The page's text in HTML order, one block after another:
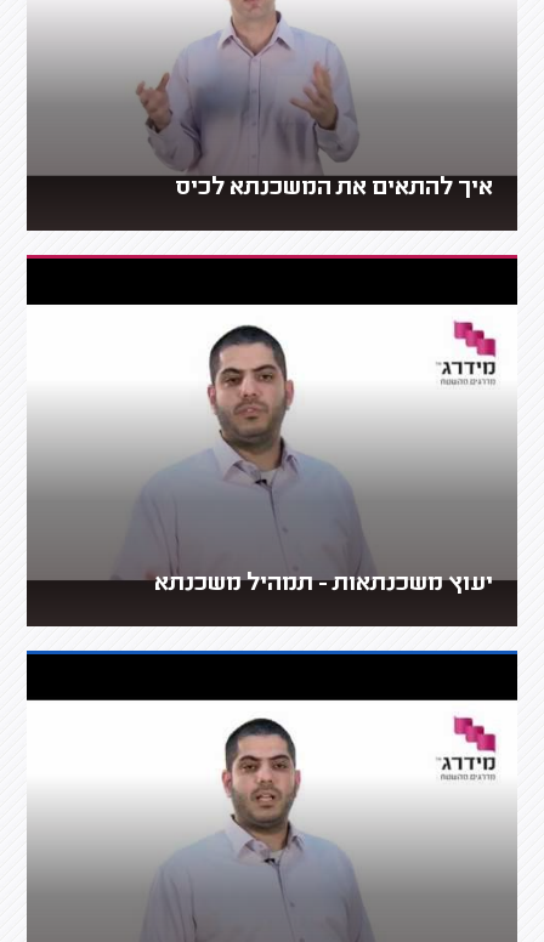
איך להתאים את המשכנתא לכיס
יעוץ משכנתאות - תמהיל משכנתא